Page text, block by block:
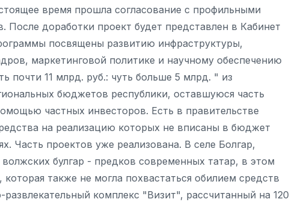
время прошла согласование с профильными
доработки проект будет представлен в Кабинет
посвящены развитию инфраструктуры,
маркетинговой политике и научному обеспечению
почти 11 млрд. руб.: чуть больше 5 млрд. " из
бюджетов республики, оставшуюся часть
частных инвесторов. Есть в правительстве
на реализацию которых не вписаны в бюджет
Часть проектов уже реализована. В селе Болгар,
булгар - предков современных татар, в этом
также не могла похвастаться обилием средств
комплекс "Визит", рассчитанный на 120